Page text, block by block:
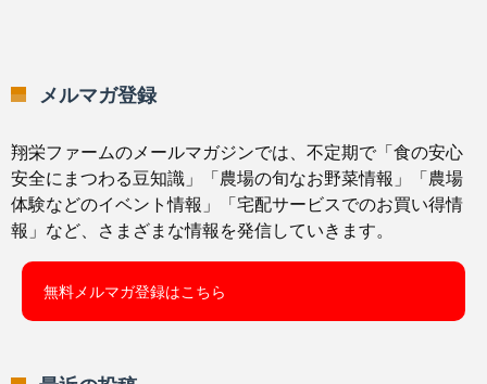
メルマガ登録
翔栄ファームのメールマガジンでは、不定期で「食の安心
安全にまつわる豆知識」「農場の旬なお野菜情報」「農場
体験などのイベント情報」「宅配サービスでのお買い得情
報」など、さまざまな情報を発信していきます。
無料メルマガ登録はこちら